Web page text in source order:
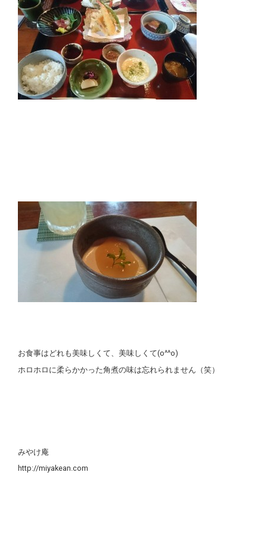
お食事はどれも美味しくて、美味しくて(o^^o)
ホロホロに柔らかかった角煮の味は忘れられません（笑）
みやけ庵
http://miyakean.com